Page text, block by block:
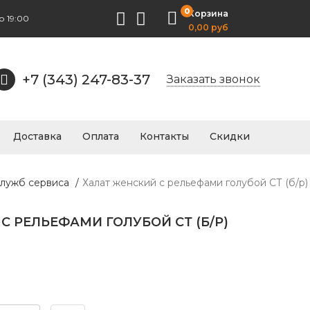
19:00
0Корзина
0,00 руб
+7 (343) 247-83-37 Заказать звонок
Доставка Оплата Контакты Скидки
сервиса / Халат женский с рельефами голубой СТ (б/р)
РЕЛЬЕФАМИ ГОЛУБОЙ СТ (Б/Р)